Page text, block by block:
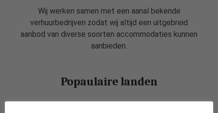
Wij werken samen met een aanal bekende
verhuurbedrijven zodat wij altijd een uitgebreid
aanbod van diverse soorten accommodaties kunnen
aanbieden.
Popaulaire landen